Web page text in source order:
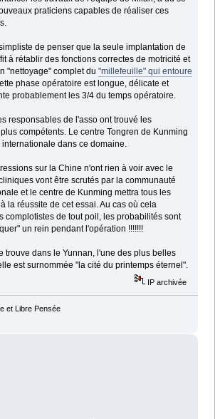
praticiens capables de réaliser ces
de penser que la seule implantation de
à rétablir des fonctions correctes de motricité et
"nettoyage" complet du"millefeuille" qui entoure
phase opératoire est longue, délicate et
probablement les 3/4 du temps opératoire.
responsables de l'asso ont trouvé les
compétents. Le centre Tongren de Kunming
dans ce domaine.
sur la Chine n'ont rien à voir avec le
vont être scrutés par la communauté
et le centre de Kunming mettra tous les
la réussite de cet essai. Au cas où cela
complotistes de tout poil, les probabilités sont
un rein pendant l'opération !!!!!!!
trouve dans le Yunnan, l'une des plus belles
est surnommée "la cité du printemps éternel".
IP archivée
et Libre Pensée